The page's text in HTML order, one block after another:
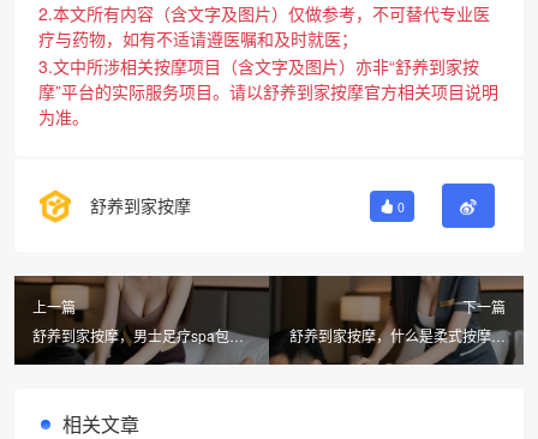
2.本文所有内容（含文字及图片）仅做参考，不可替代专业医
疗与药物，如有不适请遵医嘱和及时就医；
3.文中所涉相关按摩项目（含文字及图片）亦非“舒养到家按
摩”平台的实际服务项目。请以舒养到家按摩官方相关项目说明
为准。
舒养到家按摩 0
上一篇
舒养到家按摩，男士足疗spa包含
的项目全解析
下一篇
舒养到家按摩，什么是柔式按摩的
健康之选
相关文章